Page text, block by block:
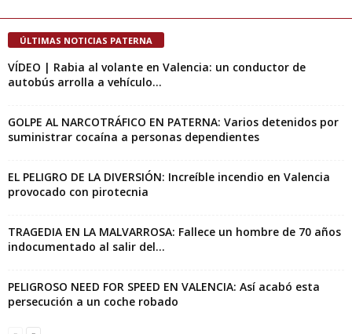
ÚLTIMAS NOTICIAS PATERNA
VÍDEO | Rabia al volante en Valencia: un conductor de
autobús arrolla a vehículo...
GOLPE AL NARCOTRÁFICO EN PATERNA: Varios detenidos por
suministrar cocaína a personas dependientes
EL PELIGRO DE LA DIVERSIÓN: Increíble incendio en Valencia
provocado con pirotecnia
TRAGEDIA EN LA MALVARROSA: Fallece un hombre de 70 años
indocumentado al salir del...
PELIGROSO NEED FOR SPEED EN VALENCIA: Así acabó esta
persecución a un coche robado